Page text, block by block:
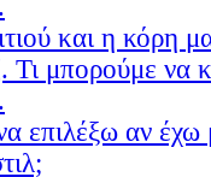
και η κόρη
Τι μπορούμε να
επιλέξω αν έχω